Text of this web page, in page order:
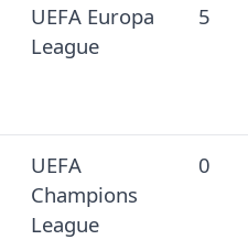
UEFA Europa
League
5
UEFA
Champions
League
0